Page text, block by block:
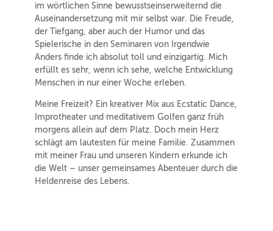
im wörtlichen Sinne bewusstseinserweiternd die
Auseinandersetzung mit mir selbst war. Die Freude,
der Tiefgang, aber auch der Humor und das
Spielerische in den Seminaren von Irgendwie
Anders finde ich absolut toll und einzigartig. Mich
erfüllt es sehr, wenn ich sehe, welche Entwicklung
Menschen in nur einer Woche erleben.
Meine Freizeit? Ein kreativer Mix aus Ecstatic Dance,
Improtheater und meditativem Golfen ganz früh
morgens allein auf dem Platz. Doch mein Herz
schlägt am lautesten für meine Familie. Zusammen
mit meiner Frau und unseren Kindern erkunde ich
die Welt – unser gemeinsames Abenteuer durch die
Heldenreise des Lebens.